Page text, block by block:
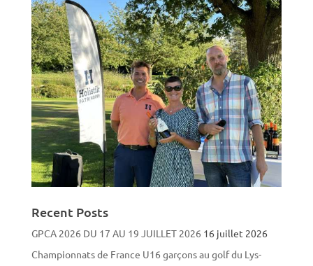
Recent Posts
GPCA 2026 DU 17 AU 19 JUILLET 2026 16 juillet 2026
Championnats de France U16 garçons au golf du Lys-